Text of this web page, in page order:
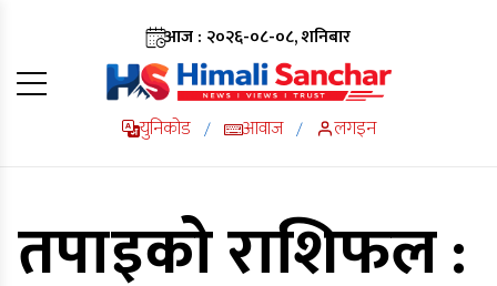
आज : २०२६-०८-०८, शनिबार
युनिकोड / आवाज / लगइन
तपाइको राशिफल :